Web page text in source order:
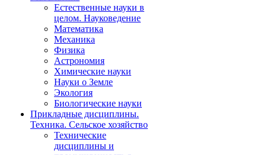
Естественные науки в
целом. Науковедение
Математика
Механика
Физика
Астрономия
Химические науки
Науки о Земле
Экология
Биологические науки
Прикладные дисциплины.
Техника. Сельское хозяйство
Технические
дисциплины и